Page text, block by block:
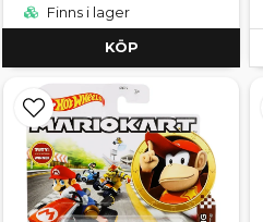
Finns i lager
KÖP